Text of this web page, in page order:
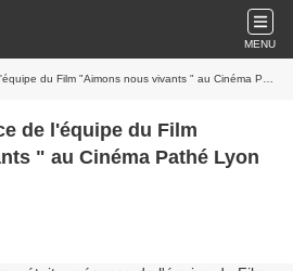
MENU
Film "Aimons nous vivants " au Cinéma Pathé Lyon Bellecour
de l'équipe du Film
" au Cinéma Pathé Lyon